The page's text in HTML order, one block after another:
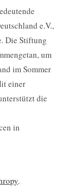
e.V.,
Die Stiftung
um
im Sommer
einer
die
in
.